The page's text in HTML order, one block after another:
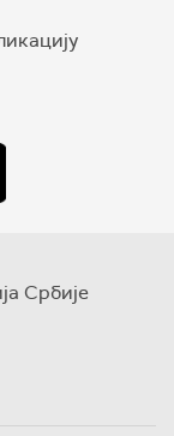
Србије